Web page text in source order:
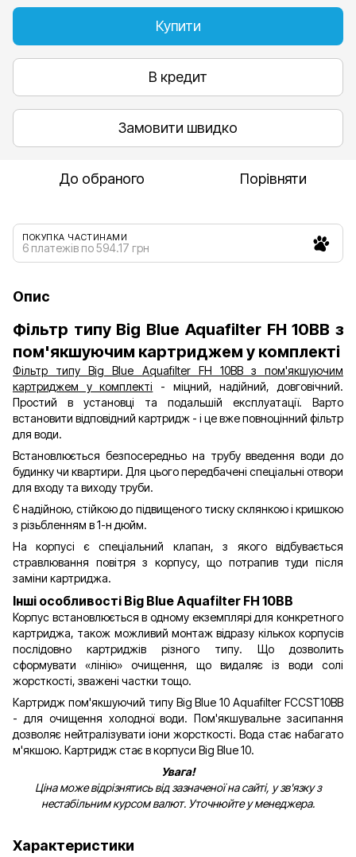
Купити
В кредит
Замовити швидко
До обраного Порівняти
ПОКУПКА ЧАСТИНАМИ
6 платежів по 594.17 грн
Опис
Фільтр типу Big Blue Aquafilter FH 10BB з
пом'якшуючим картриджем у комплекті
Фільтр типу Big Blue Aquafilter FH 10BB з пом'якшуючим
картриджем у комплекті - міцний, надійний, довговічний.
Простий в установці та подальшій експлуатації. Варто
встановити відповідний картридж - і це вже повноцінний фільтр
для води.
Встановлюється безпосередньо на трубу введення води до
будинку чи квартири. Для цього передбачені спеціальні отвори
для входу та виходу труби.
Є надійною, стійкою до підвищеного тиску склянкою і кришкою
з різьбленням в 1-н дюйм.
На корпусі є спеціальний клапан, з якого відбувається
стравлювання повітря з корпусу, що потрапив туди після
заміни картриджа.
Інші особливості Big Blue Aquafilter FH 10BB
Корпус встановлюється в одному екземплярі для конкретного
картриджа, також можливий монтаж відразу кількох корпусів
послідовно картриджів різного типу. Що дозволить
сформувати «лінію» очищення, що видаляє із води солі
жорсткості, зважені частки тощо.
Картридж пом'якшуючий типу Big Blue 10 Aquafilter FCCST10BB
- для очищення холодної води. Пом'якшувальне засипання
дозволяє нейтралізувати іони жорсткості. Вода стає набагато
м'якшою. Картридж стає в корпуси Big Blue 10.
Увага!
Ціна може відрізнятись від зазначеної на сайті, у зв'язку з
нестабільним курсом валют. Уточнюйте у менеджера.
Характеристики